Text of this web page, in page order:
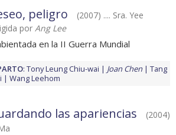
peligro
(2007) .... Sra. Yee
por Ang Lee
en la II Guerra Mundial
: Tony Leung Chiu-wai Joan Chen
Tang
Wang Leehom
las apariencias
(2004)